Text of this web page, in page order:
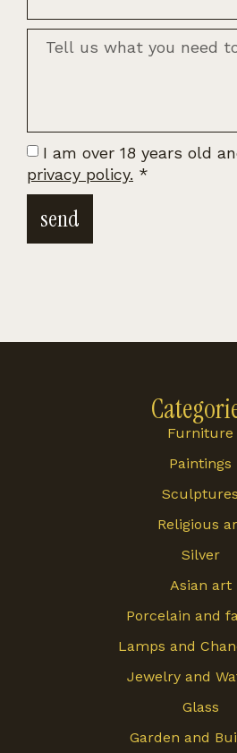
I am over 18 years old
privacy policy. *
send
Furniture
Paintings
Sculptures
Religious
Silver
Asian art
Porcelain and
Lamps and
Jewelry and
Glass
Garden and